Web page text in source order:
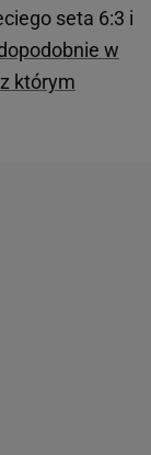
seta 6:3 i
w
którym